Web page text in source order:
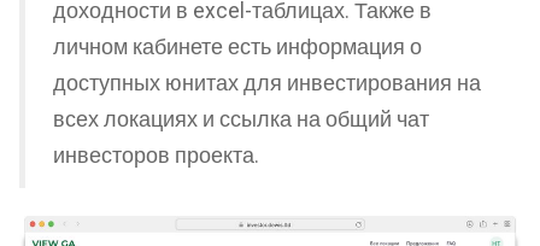
доходности в excel-таблицах. Также в
личном кабинете есть информация о
доступных юнитах для инвестирования на
всех локациях и ссылка на общий чат
инвесторов проекта.